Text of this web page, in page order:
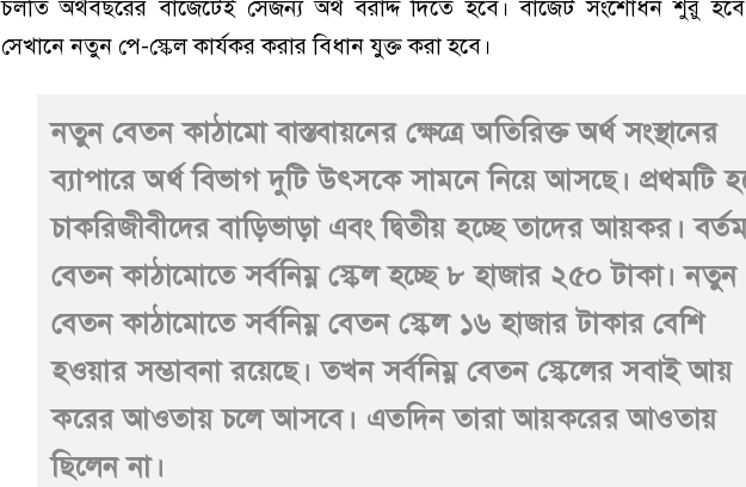
চলতি অর্থবছরের বাজেটেই সেজন্য অর্থ বরাদ্দ দিতে হবে। বাজেট সংশোধন শুরু হবে
সেখানে নতুন পে-স্কেল কার্যকর করার বিধান যুক্ত করা হবে।
নতুন বেতন কাঠামো বাস্তবায়নের ক্ষেত্রে অতিরিক্ত অর্থ সংস্থানের
ব্যাপারে অর্থ বিভাগ দুটি উৎসকে সামনে নিয়ে আসছে। প্রথমটি
চাকরিজীবীদের বাড়িভাড়া এবং দ্বিতীয় হচ্ছে তাদের আয়কর।
বেতন কাঠামোতে সর্বনিম্ন স্কেল হচ্ছে ৮ হাজার ২৫০ টাকা। নতুন
বেতন কাঠামোতে সর্বনিম্ন বেতন স্কেল ১৬ হাজার টাকার বেশি
হওয়ার সম্ভাবনা রয়েছে। তখন সর্বনিম্ন বেতন স্কেলের সবাই আয়
করের আওতায় চলে আসবে। এতদিন তারা আয়করের আওতায়
ছিলেন না।